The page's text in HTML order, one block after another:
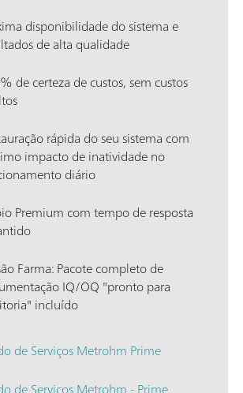
disponibilidade do sistema e
de alta qualidade
de certeza de custos, sem custos
rápida do seu sistema com
impacto de inatividade no
diário
Premium com tempo de resposta
Farma: Pacote completo de
IQ/OQ "pronto para
incluído
de Serviços Metrohm Prime